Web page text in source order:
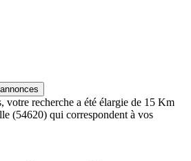
votre recherche a été élargie de 15 Km
(54620) qui correspondent à vos